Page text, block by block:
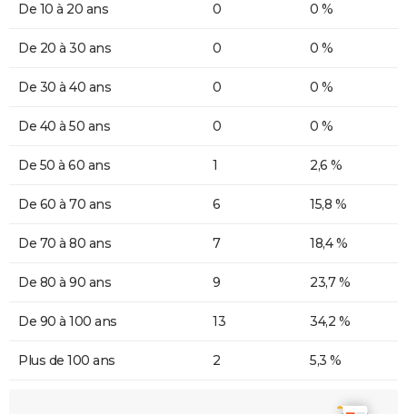
De 10 à 20 ans 0 0 %
De 20 à 30 ans 0 0 %
De 30 à 40 ans 0 0 %
De 40 à 50 ans 0 0 %
De 50 à 60 ans 1 2,6 %
De 60 à 70 ans 6 15,8 %
De 70 à 80 ans 7 18,4 %
De 80 à 90 ans 9 23,7 %
De 90 à 100 ans 13 34,2 %
Plus de 100 ans 2 5,3 %